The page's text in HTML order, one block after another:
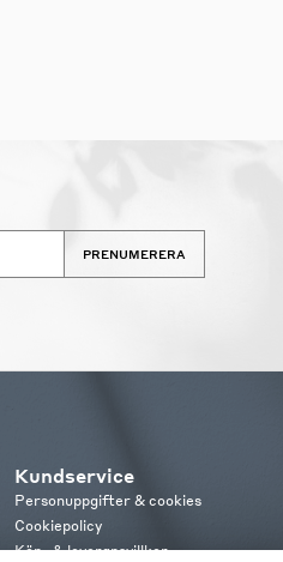
PRENUMERERA
Kundservice
Personuppgifter & cookies
Cookiepolicy
Köp- & leveransvillkor